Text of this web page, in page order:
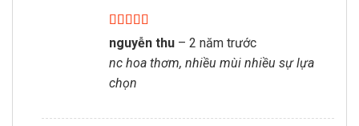
Được xếp
hạng 55 sao
nguyễn thu – 2 năm trước
nc hoa thơm, nhiều mùi nhiều sự lựa
chọn